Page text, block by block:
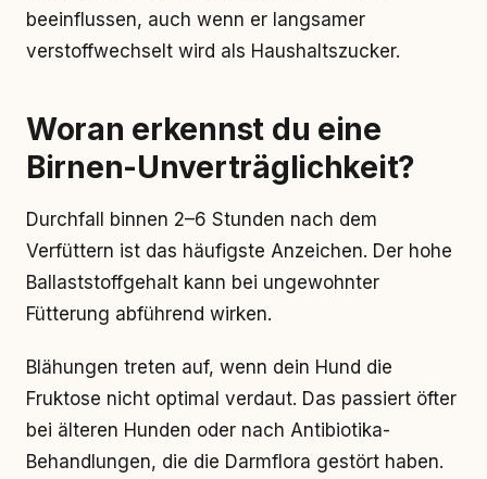
beeinflussen, auch wenn er langsamer
verstoffwechselt wird als Haushaltszucker.
Woran erkennst du eine
Birnen-Unverträglichkeit?
Durchfall binnen 2–6 Stunden nach dem
Verfüttern ist das häufigste Anzeichen. Der hohe
Ballaststoffgehalt kann bei ungewohnter
Fütterung abführend wirken.
Blähungen treten auf, wenn dein Hund die
Fruktose nicht optimal verdaut. Das passiert öfter
bei älteren Hunden oder nach Antibiotika-
Behandlungen, die die Darmflora gestört haben.